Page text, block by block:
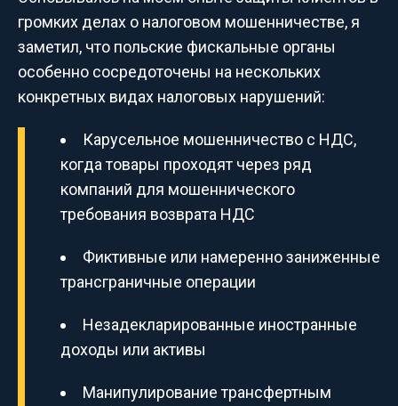
громких делах о налоговом мошенничестве, я
заметил, что польские фискальные органы
особенно сосредоточены на нескольких
конкретных видах налоговых нарушений:
Карусельное мошенничество с НДС,
когда товары проходят через ряд
компаний для мошеннического
требования возврата НДС
Фиктивные или намеренно заниженные
трансграничные операции
Незадекларированные иностранные
доходы или активы
Манипулирование трансфертным